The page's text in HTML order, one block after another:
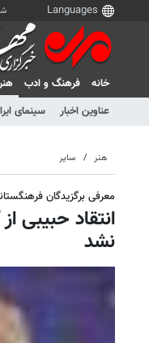
شنبه
خانه فرهنگ و ادب
عناوین اخبار
سینمای
هنر سایر
معرفی برگزیدگان
انتقاد حبیبی
نشد